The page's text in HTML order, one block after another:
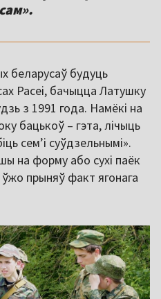
беларусаў будуць
Расеі, бачыцца Латушку
з 1991 года. Намёкі на
бацькоў – гэта, лічыць
сем’і суўдзельнымі».
на форму або сухі паёк
ўжо прыняў факт ягонага